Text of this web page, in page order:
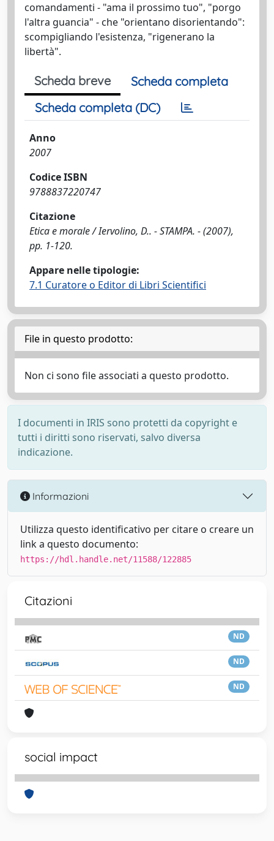
comandamenti - "ama il prossimo tuo", "porgo
l'altra guancia" - che "orientano disorientando":
scompigliando l'esistenza, "rigenerano la
libertà".
Scheda breve
Scheda completa
Scheda completa (DC)
Anno
2007
Codice ISBN
9788837220747
Citazione
Etica e morale / Iervolino, D.. - STAMPA. - (2007),
pp. 1-120.
Appare nelle tipologie:
7.1 Curatore o Editor di Libri Scientifici
File in questo prodotto:
Non ci sono file associati a questo prodotto.
I documenti in IRIS sono protetti da copyright e
tutti i diritti sono riservati, salvo diversa
indicazione.
Informazioni
Utilizza questo identificativo per citare o creare un
link a questo documento:
https://hdl.handle.net/11588/122885
Citazioni
ND
ND
ND
social impact